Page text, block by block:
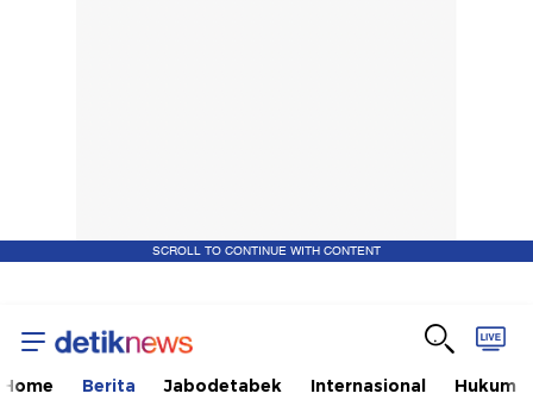
SCROLL TO CONTINUE WITH CONTENT
Home Berita Jabodetabek Internasional Hukum